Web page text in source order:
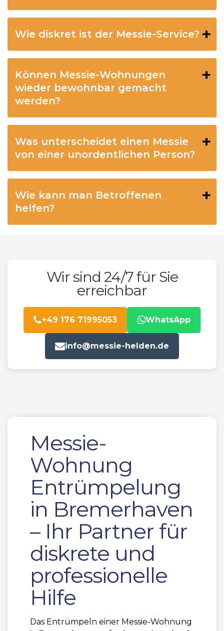
Wie diskret ist der Messie-Service?
Können Messie-Wohnungen
wieder bewohnbar gemacht
werden?
Was unterscheidet einen Messie
von einer unordentlichen Person?
Wie kann man Betroffenen
helfen?
Wir sind 24/7 für Sie
erreichbar
+49 176 71995053 WhatsApp
info@messie-helden.de
Messie-
Wohnung
Entrümpelung
in Bremerhaven
– Ihr Partner für
diskrete und
professionelle
Hilfe
Das Entrümpeln einer Messie-Wohnung